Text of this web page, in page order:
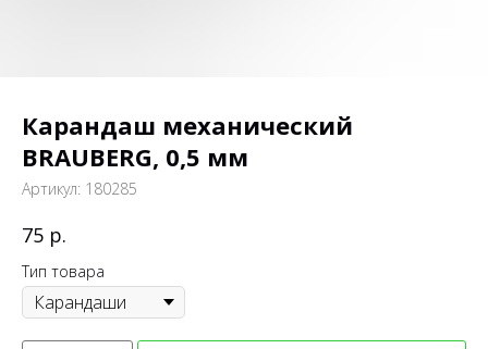
Карандаш механический
BRAUBERG, 0,5 мм
Артикул: 180285
75 р.
Тип товара